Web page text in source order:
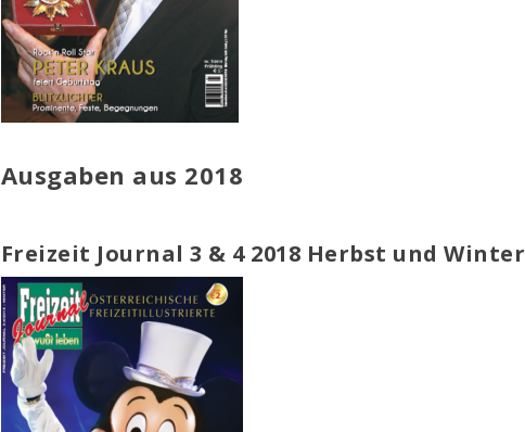
Ausgaben aus 2018
Freizeit Journal 3 & 4 2018 Herbst und Winter